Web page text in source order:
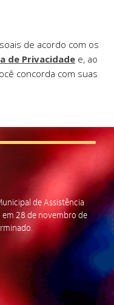
de Assistência
em 28 de novembro de
de acordo com os
de Privacidade e, ao
concorda com suas